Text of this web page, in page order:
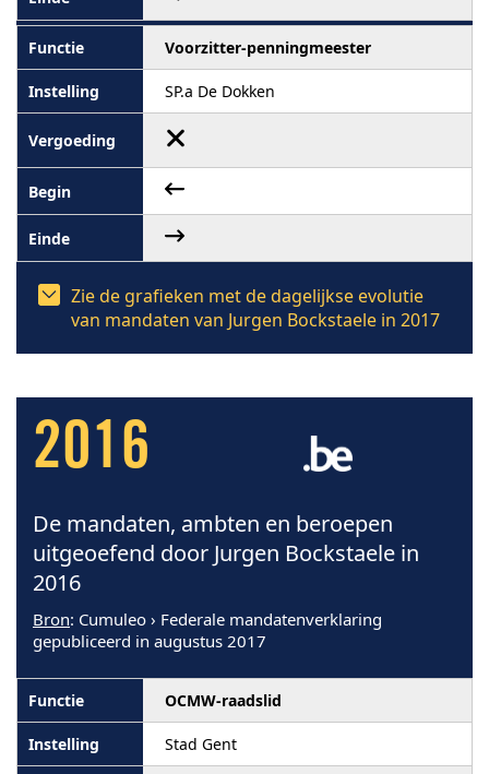
Voorzitter-penningmeester
SP.a De Dokken
Zie de grafieken met de dagelijkse evolutie
van mandaten van Jurgen Bockstaele in 2017
2016
De mandaten, ambten en beroepen
uitgeoefend door Jurgen Bockstaele in
2016
Bron: Cumuleo › Federale mandatenverklaring
gepubliceerd in augustus 2017
OCMW-raadslid
Stad Gent